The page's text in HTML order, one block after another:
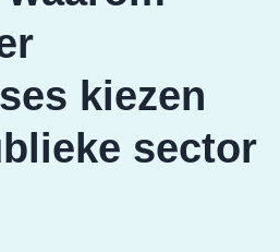
kiezen
sector